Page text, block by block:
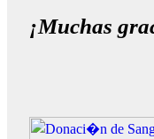
¡Muchas